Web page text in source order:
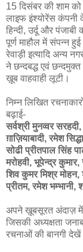
15 दिसंबर की शाम को
लाइफ इंश्योरेंस कंपनी
हिन्दी, उर्दू और
पूर्ण माहौल में संपन्न
रेवाड़ी इत्यादि अन्य
ने छन्दबद्ध एवं
ख़ूब वाहवाही लूटी।
निम्न लिखित
बढ़ाई-
सर्वश्री मुनव्वर
ग़ाज़ियाबादी, रमेश
सोढी प्रीतपाल सिंह
मरोहवी, भूपेन्द्र
शिव कुमर मिश्र
प्रीतम, रमेश भम्भानी,
अपने ख़ूबसूरत अंदाज़ में
जिसकी अध्यक्षता
रचनाओं की बानगी देखें